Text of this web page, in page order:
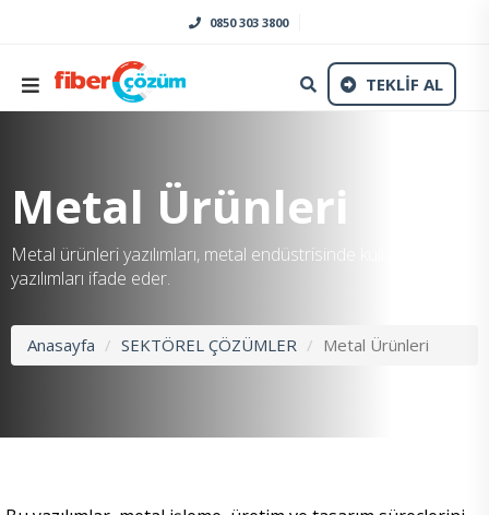
0850 303 3800
TEKLİF AL
Metal Ürünleri
Metal ürünleri yazılımları, metal endüstrisinde kullanılan
yazılımları ifade eder.
Anasayfa SEKTÖREL ÇÖZÜMLER Metal Ürünleri